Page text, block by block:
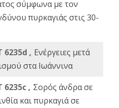
σύμφωνα με τον
πυρκαγιάς στις 30-
6235d , Ενέργειες μετά
στα Ιωάννινα
6235c , Σορός άνδρα σε
και πυρκαγιά σε